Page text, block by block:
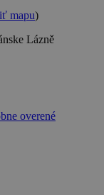
mapu)
overené